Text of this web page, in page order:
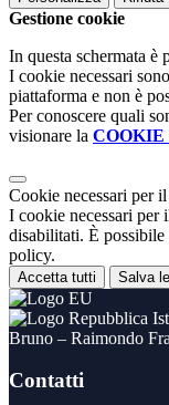
Gestione cookie
In questa schermata è
I cookie necessari
piattaforma e non è
Per conoscere quali
visionare la
Cookie necessari per
I cookie necessari per
disabilitati. È
policy.
Accetta tutti Salva
Bruno – Raimondo
Contatti